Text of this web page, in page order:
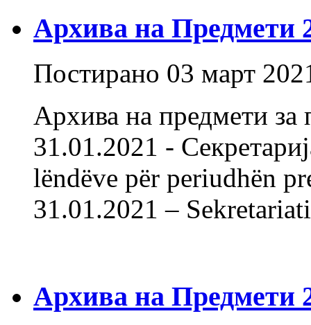
Архива на Предмети
Постирано 03 март
Архива на предмети
31.01.2021 -
lëndëve për periudhën
31.01.2021 –
Архива на Предмети